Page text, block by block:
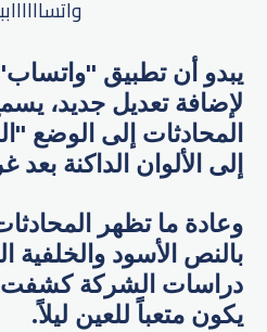
يبدو أن تطبيق
لإضافة تعديل جديد،
المحادثات إلى الوضع
إلى الألوان الداكنة
وعادة ما تظهر
بالنص الأسود والخلفية
دراسات الشركة كشفت
يكون متعباً للعين ليلاً.